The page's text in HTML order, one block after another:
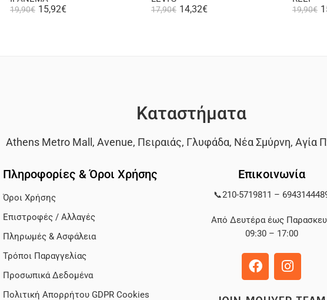
19,90€ 15,92€
17,90€ 14,32€
19,90€
Καταστήματα
Athens Metro Mall , Avenue, Πειραιάς, Γλυφάδα, Νέα Σμύρνη, Αγία
Πληροφορίες & Όροι Χρήσης
Όροι Χρήσης
Επιστροφές / Αλλαγές
Πληρωμές & Ασφάλεια
Τρόποι Παραγγελίας
Προσωπικά Δεδομένα
Πολιτική Απορρήτου GDPR Cookies
Επικοινωνία
📞210-5719811 –
Από Δευτέρα έως
09:30 – 17:00